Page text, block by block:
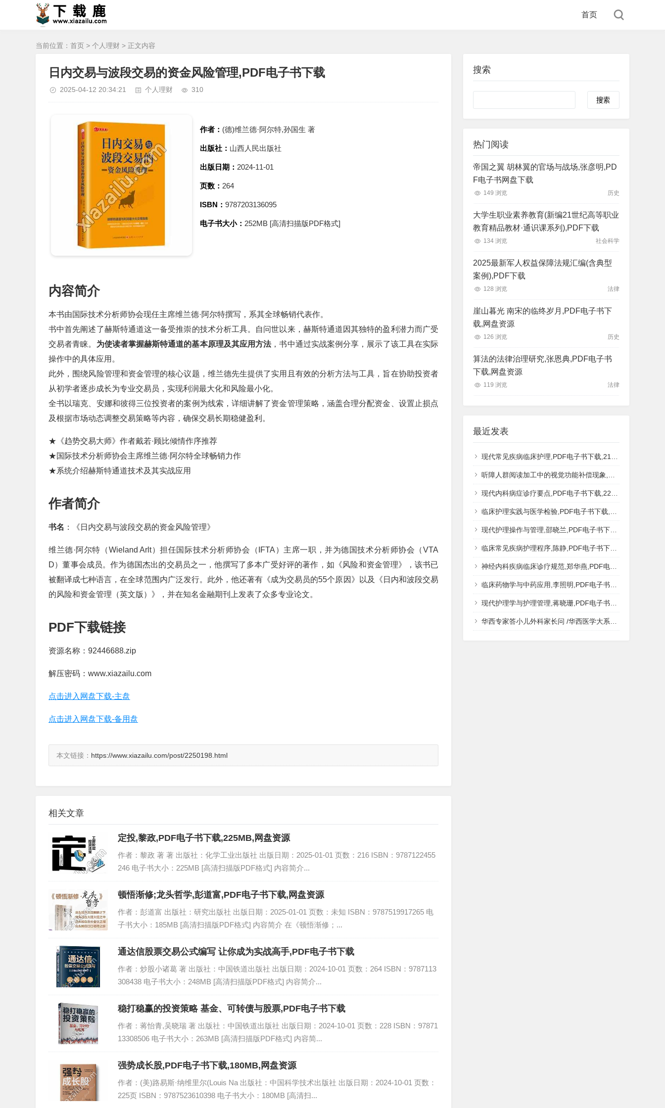
首页
当前位置： 首页 > 个人理财 > 正文内容
日内交易与波段交易的资金风险管理,PDF电子书下载
2025-04-12 20:34:21 个人理财 310
作者： (德)维兰德·阿尔特,孙国生 著
出版社： 山西人民出版社
出版日期： 2024-11-01
页数： 264
ISBN： 9787203136095
电子书大小： 252MB [高清扫描版PDF格式]
内容简介
本书由国际技术分析师协会现任主席维兰德·阿尔特撰写，系其全球畅销代表作。
书中首先阐述了赫斯特通道这一备受推崇的技术分析工具。自问世以来，赫斯特通道因其独特的盈利潜力而广受
交易者青睐。 为使读者掌握赫斯特通道的基本原理及其应用方法，书中通过实战案例分享，展示了该工具在实际
操作中的具体应用。
此外，围绕风险管理和资金管理的核心议题，维兰德先生提供了实用且有效的分析方法与工具，旨在协助投资者
从初学者逐步成长为专业交易员，实现利润最大化和风险最小化。
全书以瑞克、安娜和彼得三位投资者的案例为线索，详细讲解了资金管理策略，涵盖合理分配资金、设置止损点
及根据市场动态调整交易策略等内容，确保交易长期稳健盈利。
★《趋势交易大师》作者戴若·顾比倾情作序推荐
★国际技术分析师协会主席维兰德·阿尔特全球畅销力作
★系统介绍赫斯特通道技术及其实战应用
作者简介
书名 ：《日内交易与波段交易的资金风险管理》
维兰德·阿尔特（Wieland Arlt）担任国际技术分析师协会（IFTA）主席一职，并为德国技术分析师协会（VTA
D）董事会成员。作为德国杰出的交易员之一，他撰写了多本广受好评的著作，如《风险和资金管理》，该书已
被翻译成七种语言，在全球范围内广泛发行。此外，他还著有《成为交易员的55个原因》以及《日内和波段交易
的风险和资金管理（英文版）》，并在知名金融期刊上发表了众多专业论文。
PDF下载链接
资源名称：92446688.zip
解压密码：www.xiazailu.com
点击进入网盘下载-主盘
点击进入网盘下载-备用盘
本文链接： https://www.xiazailu.com/post/2250198.html
相关文章
定投,黎政,PDF电子书下载,225MB,网盘资源
作者：黎政 著 著 出版社：化学工业出版社 出版日期：2025-01-01 页数：216 ISBN：9787122455
246 电子书大小：225MB [高清扫描版PDF格式] 内容简介...
顿悟渐修;龙头哲学,彭道富,PDF电子书下载,网盘资源
作者：彭道富 出版社：研究出版社 出版日期：2025-01-01 页数：未知 ISBN：9787519917265 电
子书大小：185MB [高清扫描版PDF格式] 内容简介 在《顿悟渐修；...
通达信股票交易公式编写 让你成为实战高手,PDF电子书下载
作者：炒股小诸葛 著 出版社：中国铁道出版社 出版日期：2024-10-01 页数：264 ISBN：9787113
308438 电子书大小：248MB [高清扫描版PDF格式] 内容简介...
稳打稳赢的投资策略 基金、可转债与股票,PDF电子书下载
作者：蒋怡青,吴晓瑞 著 出版社：中国铁道出版社 出版日期：2024-10-01 页数：228 ISBN：97871
13308506 电子书大小：263MB [高清扫描版PDF格式] 内容简...
强势成长股,PDF电子书下载,180MB,网盘资源
作者：(美)路易斯·纳维里尔(Louis Na 出版社：中国科学技术出版社 出版日期：2024-10-01 页数：
225页 ISBN：9787523610398 电子书大小：180MB [高清扫...
搜索
Search
热门阅读
帝国之翼 胡林翼的官场与战场,张彦明,PD
F电子书网盘下载
149 浏览 历史
大学生职业素养教育(新编21世纪高等职业
教育精品教材·通识课系列),PDF下载
134 浏览 社会科学
2025最新军人权益保障法规汇编(含典型
案例),PDF下载
128 浏览 法律
崖山暮光 南宋的临终岁月,PDF电子书下
载,网盘资源
126 浏览 历史
算法的法律治理研究,张恩典,PDF电子书
下载,网盘资源
119 浏览 法律
最近发表
现代常见疾病临床护理,PDF电子书下载,217MB,网盘资源
听障人群阅读加工中的视觉功能补偿现象,秦钊,PDF电子书下载,网盘资源
现代内科病症诊疗要点,PDF电子书下载,223MB,网盘资源
临床护理实践与医学检验,PDF电子书下载,193MB,网盘资源
现代护理操作与管理,邵晓兰,PDF电子书下载,242MB,网盘资源
临床常见疾病护理程序,陈静,PDF电子书下载,185MB,网盘资源
神经内科疾病临床诊疗规范,郑华燕,PDF电子书下载,188MB,网盘资源
临床药物学与中药应用,李照明,PDF电子书下载,202MB,网盘资源
现代护理学与护理管理,蒋晓珊,PDF电子书下载,223MB,网盘资源
华西专家答小儿外科家长问 /华西医学大系?医学科普,PDF电子书网盘下载